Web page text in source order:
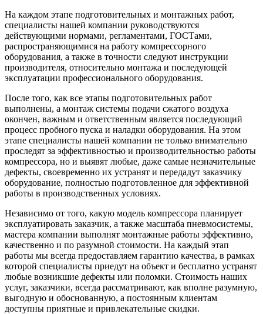
На каждом этапе подготовительных и монтажных работ,
специалисты нашей компании руководствуются
действующими нормами, регламентами, ГОСТами,
распространяющимися на работу компрессорного
оборудования, а также в точности следуют инструкции
производителя, относительно монтажа и последующей
эксплуатации профессионального оборудования.
После того, как все этапы подготовительных работ
выполнены, а монтаж системы подачи сжатого воздуха
окончен, важным и ответственным является последующий
процесс пробного пуска и наладки оборудования. На этом
этапе специалисты нашей компании не только внимательно
проследят за эффективностью и производительностью работы
компрессора, но и выявят любые, даже самые незначительные
дефекты, своевременно их устранят и передадут заказчику
оборудование, полностью подготовленное для эффективной
работы в производственных условиях.
Независимо от того, какую модель компрессора планирует
эксплуатировать заказчик, а также масштаба пневмосистемы,
мастера компании выполнят монтажные работы эффективно,
качественно и по разумной стоимости. На каждый этап
работы мы всегда предоставляем гарантию качества, в рамках
которой специалисты приедут на объект и бесплатно устранят
любые возникшие дефекты или поломки. Стоимость наших
услуг, заказчики, всегда рассматривают, как вполне разумную,
выгодную и обоснованную, а постоянным клиентам
доступны приятные и привлекательные скидки.